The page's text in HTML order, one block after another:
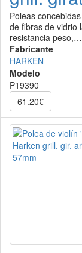
Poleas
de fibras de vidrio
resistancia peso,…
Fabricante
HARKEN
Modelo
P19390
61.20€